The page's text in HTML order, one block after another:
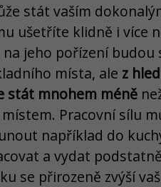
stát vaším
ušetříte klidně i více
jeho pořízení budou
místa, ale z
stát mnohem méně
Pracovní sílu
například do
a vydat
se přirozeně zvýší